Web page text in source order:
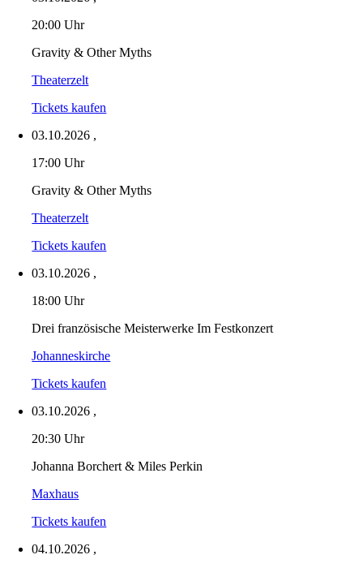
20:00 Uhr
Gravity & Other Myths
Theaterzelt
Tickets kaufen
03.10.2026 ,
17:00 Uhr
Gravity & Other Myths
Theaterzelt
Tickets kaufen
03.10.2026 ,
18:00 Uhr
Drei französische Meisterwerke Im Festkonzert
Johanneskirche
Tickets kaufen
03.10.2026 ,
20:30 Uhr
Johanna Borchert & Miles Perkin
Maxhaus
Tickets kaufen
04.10.2026 ,